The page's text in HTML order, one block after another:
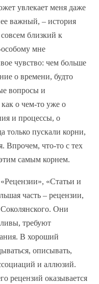
увлекает меня даже
важный, – история
близкий к
мне
чувство: чем больше
о времени, будто
вопросы и
о чем-то уже о
и процессы, о
только пускали корни,
Впрочем, что-то с тех
самым корнем.
«Статьи и
льшая часть – рецензии,
Они
требуют
В хороший
описывать,
и аллюзий.
рецензий оказывается